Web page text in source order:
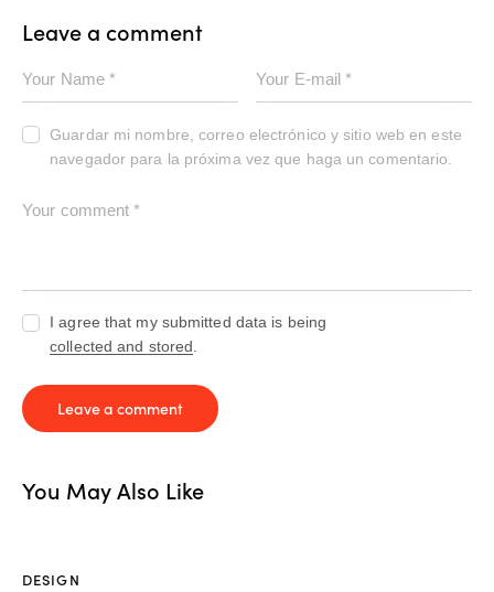
Leave a comment
Guardar mi nombre, correo electrónico y sitio web en este
navegador para la próxima vez que haga un comentario.
I agree that my submitted data is being
collected and stored
You May Also Like
DESIGN